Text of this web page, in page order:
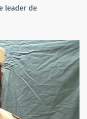
leader de